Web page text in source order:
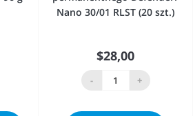
Nano 30/01 RLST (20 szt.)
$28,00
- +